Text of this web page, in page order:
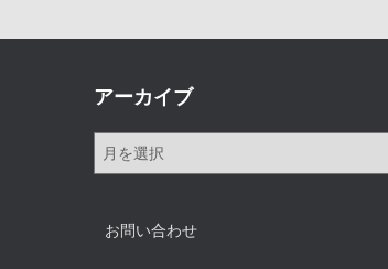
アーカイブ
ア
ブ
お問い合わせ